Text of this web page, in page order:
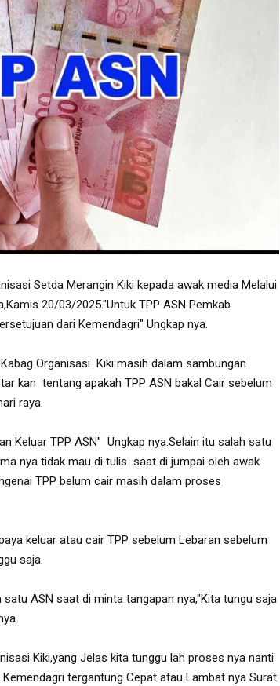
Setda Merangin Kiki kepada awak media Melalui
20/03/2025."Untuk TPP ASN Pemkab
dari Kemendagri" Ungkap nya.
Organisasi Kiki masih dalam sambungan
kan tentang apakah TPP ASN bakal Cair sebelum
raya.
Keluar TPP ASN" Ungkap nya.Selain itu salah satu
nya tidak mau di tulis saat di jumpai oleh awak
TPP belum cair masih dalam proses
keluar atau cair TPP sebelum Lebaran sebelum
saja.
ASN saat di minta tangapan nya,"Kita tungu saja
Kiki,yang Jelas kita tunggu lah proses nya nanti
tergantung Cepat atau Lambat nya Surat